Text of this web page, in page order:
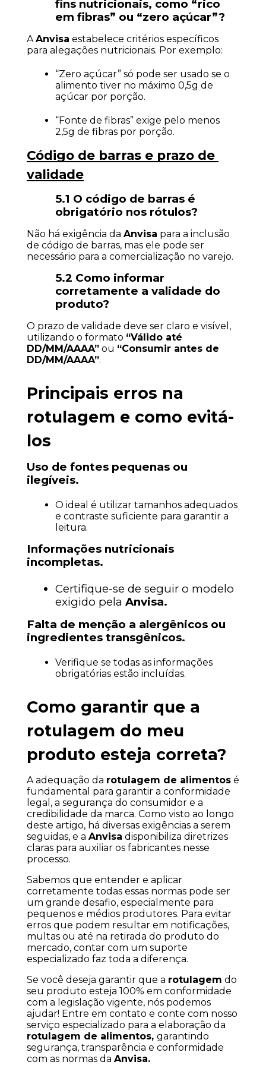
fins nutricionais, como “rico
em fibras” ou “zero açúcar”?
A Anvisa estabelece critérios específicos
para alegações nutricionais. Por exemplo:
“Zero açúcar” só pode ser usado se o
alimento tiver no máximo 0,5g de
açúcar por porção.
“Fonte de fibras” exige pelo menos
2,5g de fibras por porção.
Código de barras e prazo de
validade
5.1 O código de barras é
obrigatório nos rótulos?
Não há exigência da Anvisa para a inclusão
de código de barras, mas ele pode ser
necessário para a comercialização no varejo.
5.2 Como informar
corretamente a validade do
produto?
O prazo de validade deve ser claro e visível,
utilizando o formato “Válido até
DD/MM/AAAA” ou “Consumir antes de
DD/MM/AAAA”.
Principais erros na
rotulagem e como evitá-
los
Uso de fontes pequenas ou
ilegíveis.
O ideal é utilizar tamanhos adequados
e contraste suficiente para garantir a
leitura.
Informações nutricionais
incompletas.
Certifique-se de seguir o modelo
exigido pela Anvisa.
Falta de menção a alergênicos ou
ingredientes transgênicos.
Verifique se todas as informações
obrigatórias estão incluídas.
Como garantir que a
rotulagem do meu
produto esteja correta?
A adequação da rotulagem de alimentos é
fundamental para garantir a conformidade
legal, a segurança do consumidor e a
credibilidade da marca. Como visto ao longo
deste artigo, há diversas exigências a serem
seguidas, e a Anvisa disponibiliza diretrizes
claras para auxiliar os fabricantes nesse
processo.
Sabemos que entender e aplicar
corretamente todas essas normas pode ser
um grande desafio, especialmente para
pequenos e médios produtores. Para evitar
erros que podem resultar em notificações,
multas ou até na retirada do produto do
mercado, contar com um suporte
especializado faz toda a diferença.
Se você deseja garantir que a rotulagem do
seu produto esteja 100% em conformidade
com a legislação vigente, nós podemos
ajudar! Entre em contato e conte com nosso
rotulagem de alimentos, garantindo
segurança, transparência e conformidade
com as normas da Anvisa.